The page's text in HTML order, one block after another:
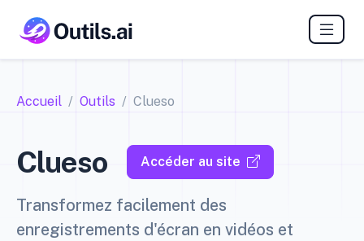
Accueil Outils Clueso
Clueso Accéder au site
Transformez facilement des
enregistrements d'écran en vidéos et